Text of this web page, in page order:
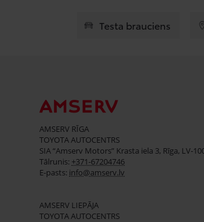
Testa brauciens
AMSERV RĪGA
TOYOTA AUTOCENTRS
SIA “Amserv Motors” Krasta iela 3, Rīga, LV-
Tālrunis: +371-67204746
E-pasts: info@amserv.lv
AMSERV LIEPĀJA
TOYOTA AUTOCENTRS